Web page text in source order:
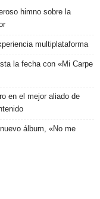
himno sobre la
multiplataforma
la fecha con «Mi Carpe
en el mejor aliado de
álbum, «No me